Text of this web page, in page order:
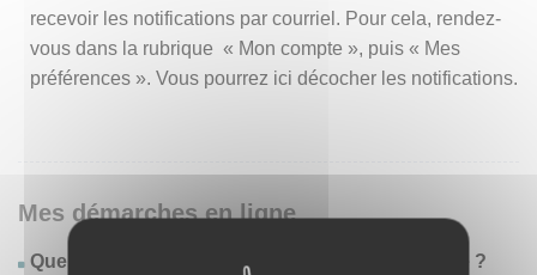
recevoir les notifications par courriel. Pour cela, rendez-
vous dans la rubrique « Mon compte », puis « Mes
préférences ». Vous pourrez ici décocher les notifications.
Mes démarches en ligne
Quelles sont les démarches disponibles en ligne ?